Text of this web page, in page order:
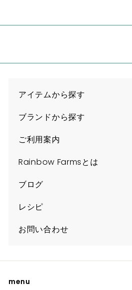
n
アイテムから探す
ブランドから探す
ご利用案内
Rainbow Farmsとは
ブログ
レシピ
お問い合わせ
menu